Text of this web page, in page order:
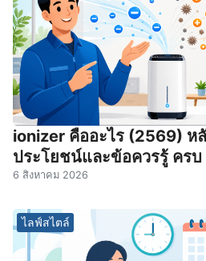
ionizer คืออะไร (2569) ห
ประโยชน์และข้อควรรู้ ครบ
6 สิงหาคม 2026
ไลฟ์สไตล์